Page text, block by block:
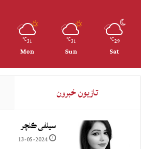
29
℃
Sat
31
℃
Sun
31
℃
Mon
تازيون خبرون
سيلفي ڪلچر
13-05-2024